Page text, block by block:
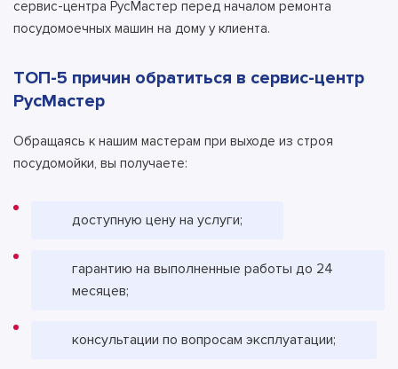
сервис-центра РусМастер перед началом ремонта
посудомоечных машин на дому у клиента.
ТОП-5 причин обратиться в сервис-центр
РусМастер
Обращаясь к нашим мастерам при выходе из строя
посудомойки, вы получаете:
доступную цену на услуги;
гарантию на выполненные работы до 24
месяцев;
консультации по вопросам эксплуатации;